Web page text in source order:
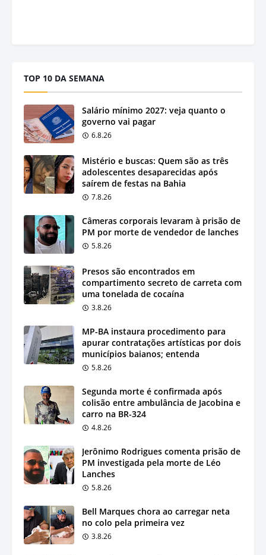
TOP 10 DA SEMANA
Salário mínimo 2027: veja quanto o
governo vai pagar
6.8.26
Mistério e buscas: Quem são as três
adolescentes desaparecidas após
saírem de festas na Bahia
7.8.26
Câmeras corporais levaram à prisão de
PM por morte de vendedor de lanches
5.8.26
Presos são encontrados em
compartimento secreto de carreta com
uma tonelada de cocaína
3.8.26
MP-BA instaura procedimento para
apurar contratações artísticas por dois
municípios baianos; entenda
5.8.26
Segunda morte é confirmada após
colisão entre ambulância de Jacobina e
carro na BR-324
4.8.26
Jerônimo Rodrigues comenta prisão de
PM investigada pela morte de Léo
Lanches
5.8.26
Bell Marques chora ao carregar neta
no colo pela primeira vez
3.8.26